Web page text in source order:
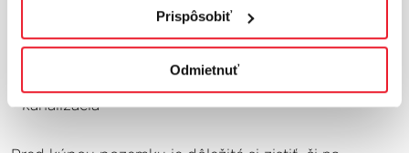
Prispôsobiť
Odmietnuť
- internet
- kanalizácia